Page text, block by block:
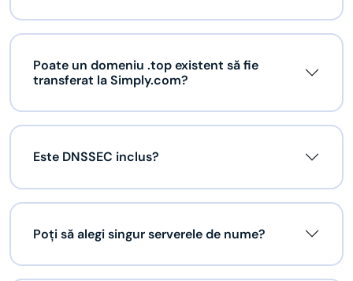
Poate un domeniu .top existent să fie
transferat la Simply.com?
Este DNSSEC inclus?
Poți să alegi singur serverele de nume?